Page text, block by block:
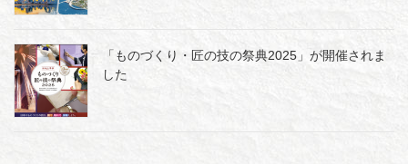
「ものづくり・匠の技の祭典2025」が開催されま
した